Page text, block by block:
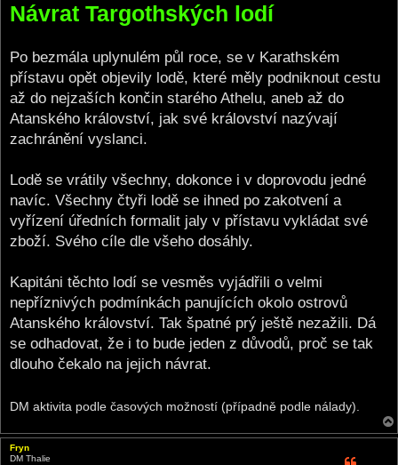
s
t
Návrat Targothských lodí
Po bezmála uplynulém půl roce, se v Karathském
přístavu opět objevily lodě, které měly podniknout cestu
až do nejzaších končin starého Athelu, aneb až do
Atanského království, jak své království nazývají
zachránění vyslanci.
Lodě se vrátily všechny, dokonce i v doprovodu jedné
navíc. Všechny čtyři lodě se ihned po zakotvení a
vyřízení úředních formalit jaly v přístavu vykládat své
zboží. Svého cíle dle všeho dosáhly.
Kapitáni těchto lodí se vesměs vyjádřili o velmi
nepříznivých podmínkách panujících okolo ostrovů
Atanského království. Tak špatné prý ještě nezažili. Dá
se odhadovat, že i to bude jeden z důvodů, proč se tak
dlouho čekalo na jejich návrat.
DM aktivita podle časových možností (případně podle nálady).
Fryn
DM Thalie